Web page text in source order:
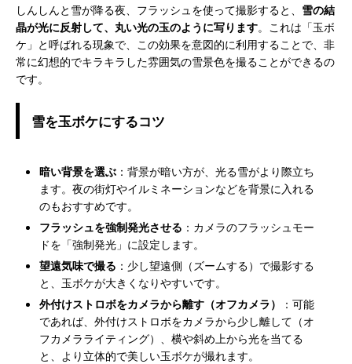
しんしんと雪が降る夜、フラッシュを使って撮影すると、 雪の結
晶が光に反射して、丸い光の玉のように写ります。これは「玉ボ
ケ」と呼ばれる現象で、この効果を意図的に利用することで、非
常に幻想的でキラキラした雰囲気の雪景色を撮ることができるの
です。
雪を玉ボケにするコツ
暗い背景を選ぶ ：背景が暗い方が、光る雪がより際立ち
ます。夜の街灯やイルミネーションなどを背景に入れる
のもおすすめです。
フラッシュを強制発光させる ：カメラのフラッシュモー
ドを「強制発光」に設定します。
望遠気味で撮る ：少し望遠側（ズームする）で撮影する
と、玉ボケが大きくなりやすいです。
外付けストロボをカメラから離す（オフカメラ）
：可能
であれば、外付けストロボをカメラから少し離して（オ
フカメラライティング）、横や斜め上から光を当てる
と、より立体的で美しい玉ボケが撮れます。